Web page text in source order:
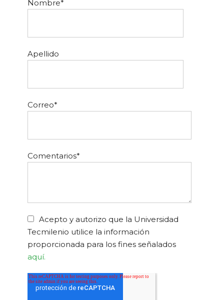
Nombre*
Apellido
Correo*
Comentarios*
Acepto y autorizo que la Universidad
Tecmilenio utilice la información
proporcionada para los fines señalados
aquí.